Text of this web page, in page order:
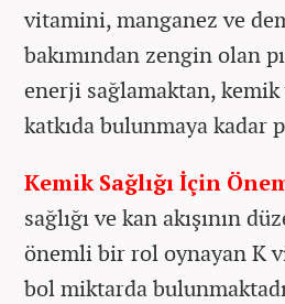
vitamini, manganez ve
bakımından zengin olan
enerji sağlamaktan,
katkıda bulunmaya kadar
Kemik Sağlığı İçin
sağlığı ve kan akışının
önemli bir rol oynayan K
bol miktarda